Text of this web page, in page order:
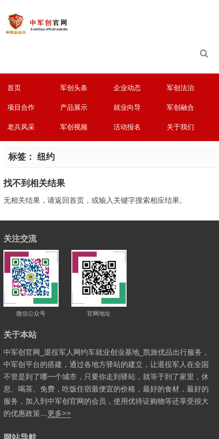
首页 军创头条 企业动态 军创法治
项目合作 产品展示 就业向导 军创融合
老兵风采 军创视频 活动报名 关于我们
标签： 纽约
找不到相关结果
无相关结果，请返回首页，或输入关键字搜索相应结果。
关注交流
微信公众号 官网地址
关于本站
中军创官网_退役军人网约车就业创业基地_凯旅优品出行服务，
中军创平台的搭建，通过各地方驿站的建立，让退役军人在全国
不管是到了哪一个城市，只要你走到驿站，就等于到了家里，休
息、喝茶、免费，吃饭住宿最便宜的价格，最好的食材，最好的
服务，加入到中军创官网的会员，使用优待证购物等还享受很大
的优惠政策…更多>>